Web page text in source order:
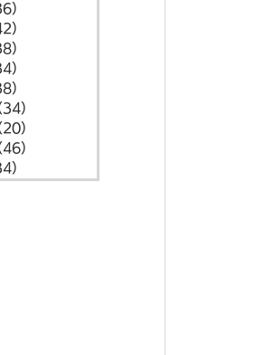
）
）
）
）
）
）
）
）
）